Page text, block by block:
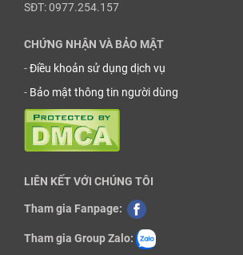
SĐT: 0977.254.157
CHỨNG NHẬN VÀ BẢO MẬT
-Điều khoản sử dụng dịch vụ
- Bảo mật thông tin người dùng
LIÊN KẾT VỚI CHÚNG TÔI
Tham gia Fanpage:
Tham gia Group Zalo: